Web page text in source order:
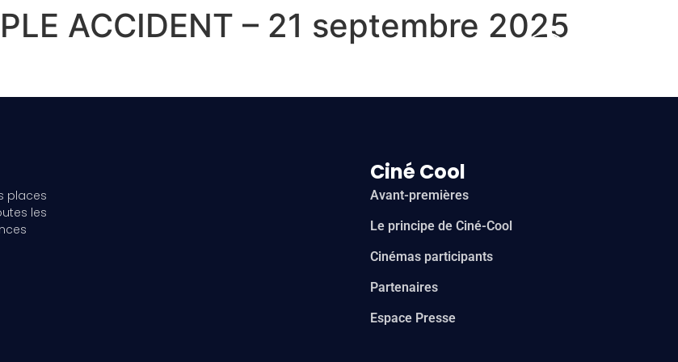
ACCIDENT – 21 septembre 2025
places
les
Ciné Cool
Avant-premières
Le principe de Ciné-Cool
Cinémas participants
Partenaires
Espace Presse